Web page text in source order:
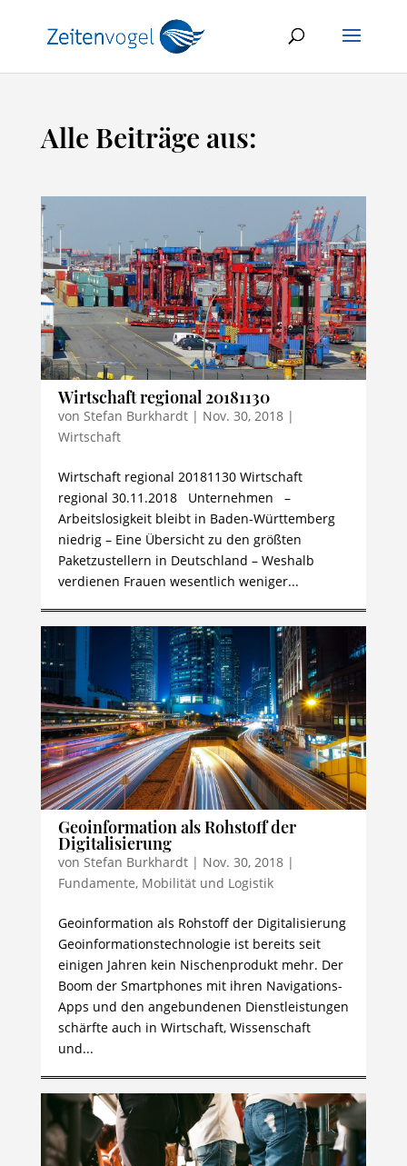
Alle Beiträge aus:
Wirtschaft regional 20181130
von Stefan Burkhardt| Nov. 30, 2018|
Wirtschaft
Wirtschaft regional 20181130 Wirtschaft
regional 30.11.2018 Unternehmen –
Arbeitslosigkeit bleibt in Baden-Württemberg
niedrig – Eine Übersicht zu den größten
Paketzustellern in Deutschland – Weshalb
verdienen Frauen wesentlich weniger...
Geoinformation als Rohstoff der
Digitalisierung
von Stefan Burkhardt| Nov. 30, 2018|
Fundamente, Mobilität und Logistik
Geoinformation als Rohstoff der Digitalisierung
Geoinformationstechnologie ist bereits seit
einigen Jahren kein Nischenprodukt mehr. Der
Boom der Smartphones mit ihren Navigations-
Apps und den angebundenen Dienstleistungen
schärfte auch in Wirtschaft, Wissenschaft
und...